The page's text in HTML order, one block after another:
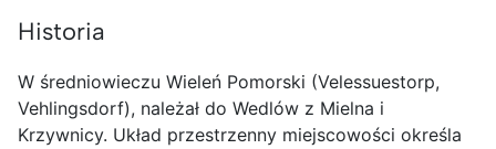
Historia
W średniowieczu Wieleń Pomorski (Velessuestorp,
Vehlingsdorf), należał do Wedlów z Mielna i
Krzywnicy. Układ przestrzenny miejscowości określa